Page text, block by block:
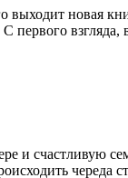
новая
и счастливую
череда